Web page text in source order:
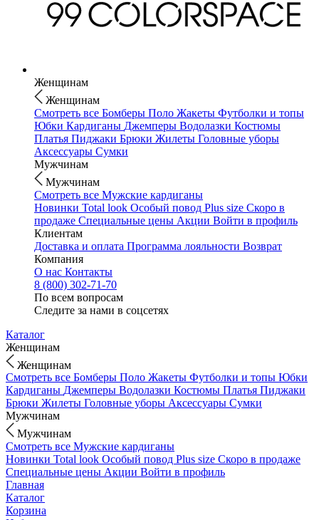
Женщинам
Женщинам
Смотреть все Бомберы Поло Жакеты Футболки и топы
Юбки Кардиганы Джемперы Водолазки Костюмы
Платья Пиджаки Брюки Жилеты Головные уборы
Аксессуары Сумки
Мужчинам
Мужчинам
Смотреть все Мужские кардиганы
Новинки Total look Особый повод Plus size Скоро в
продаже Специальные цены Акции Войти в профиль
Клиентам
Доставка и оплата Программа лояльности Возврат
Компания
О нас Контакты
8 (800) 302-71-70
По всем вопросам
Следите за нами в соцсетях
Каталог
Женщинам
Женщинам
Смотреть все Бомберы Поло Жакеты Футболки и топы Юбки
Кардиганы Джемперы Водолазки Костюмы Платья Пиджаки
Брюки Жилеты Головные уборы Аксессуары Сумки
Мужчинам
Мужчинам
Смотреть все Мужские кардиганы
Новинки Total look Особый повод Plus size Скоро в продаже
Специальные цены Акции Войти в профиль
Главная
Каталог
Корзина